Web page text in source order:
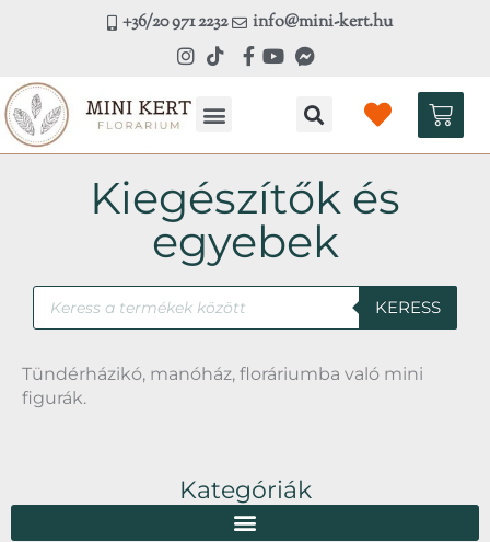
+36/20 971 2232 info@mini-kert.hu
Kiegészítők és
egyebek
Products
search
KERESS
Tündérházikó, manóház, floráriumba való mini
figurák.
Kategóriák